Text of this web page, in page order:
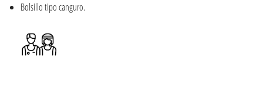
Bolsillo tipo canguro.